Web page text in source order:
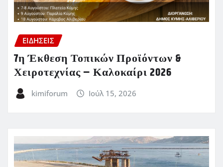
ΕΙΔΗΣΕΙΣ
7η Έκθεση Τοπικών Προϊόντων &
Χειροτεχνίας – Καλοκαίρι 2026
kimiforum Ιούλ 15, 2026